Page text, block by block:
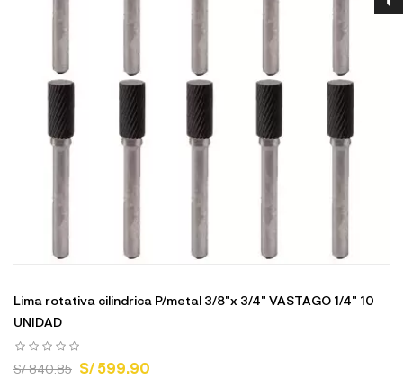
Lima rotativa cilindrica P/metal 3/8"x 3/4" VASTAGO 1/4" 10
UNIDAD
S/ 840.85 S/ 599.90